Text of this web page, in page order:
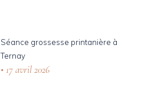
Séance grossesse printanière à
Ternay
17 avril 2026